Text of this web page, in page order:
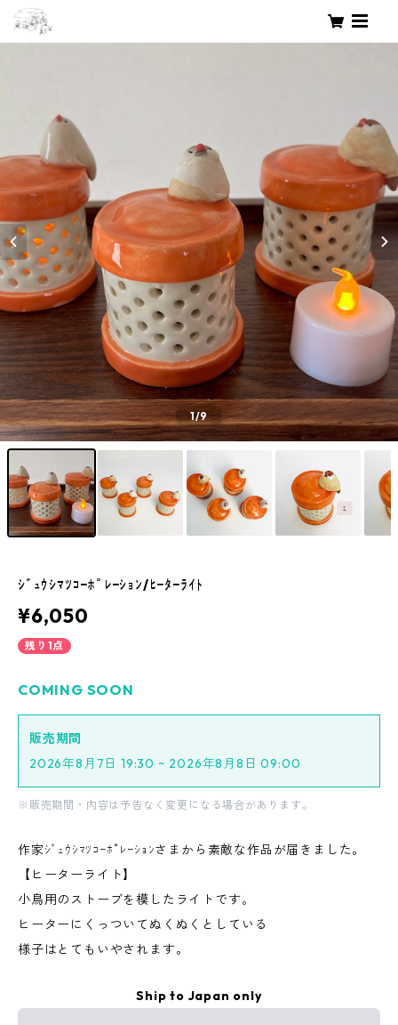
1/9
ｼﾞｭｳｼﾏﾂｺｰﾎﾟﾚｰｼｮﾝ/ﾋｰﾀｰﾗｲﾄ
¥6,050
残り1点
COMING SOON
販売期間
2026年8月7日 19:30 ~ 2026年8月8日 09:00
※販売期間・内容は予告なく変更になる場合があります。
作家ｼﾞｭｳｼﾏﾂｺｰﾎﾟﾚｰｼｮﾝさまから素敵な作品が届きました。
【ヒーターライト】
小鳥用のストーブを模したライトです。
ヒーターにくっついてぬくぬくとしている
様子はとてもいやされます。
Ship to Japan only